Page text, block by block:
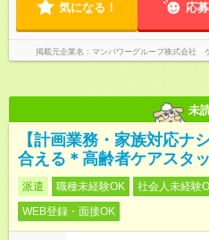
気になる！ 応
掲載元企業名 マンパワーグループ株式会社
未
【計画業務・家族対応ナ
合える＊高齢者ケアスタ
派遣 職種未経験OK 社会人未経験
WEB登録・面接OK